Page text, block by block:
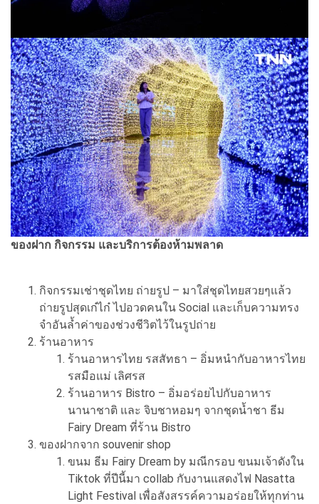
ของฝาก กิจกรรม และบริการต้องห้ามพลาด
กิจกรรมเช่าชุดไทย ถ่ายรูป – มาใส่ชุดไทยสวยๆแล้ว
ถ่ายรูปสุดเก๋ไก๋ ไปอวดคนใน Social และเก็บความทรง
จำอันล้ำค่าของช่วงชีวิตไว้ในรูปถ่าย
ร้านอาหาร
ร้านอาหารไทย รสสัทธา – อิ่มหนำกับอาหารไทย
รสมือแม่ เลิศรส
ร้านอาหาร Bistro – อิ่มอร่อยไปกับอาหาร
นานาชาติ และ จิบชาหอมๆ จากชุดน้ำชา ธีม
Fairy Dream ที่ร้าน Bistro
ของฝากจาก souvenir shop
ขนม ธีม Fairy Dream by มณีกรอบ ขนมเจ้าดังใน
Tiktok ที่ปีนี้มา collab กับงานแสดงไฟ Nasatta
Light Festival เพื่อสังสรรค์ความอร่อยให้ทุกท่าน